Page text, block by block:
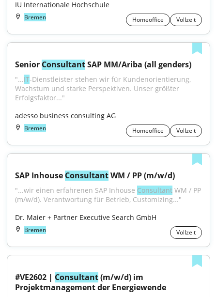
IU Internationale Hochschule
Bremen Homeoffice Vollzeit
Senior Consultant SAP MM/Ariba (all genders)
"...IT-Dienstleister stehen wir für Kundenorientierung,
Wachstum und starke Perspektiven. Unser größter
Erfolgsfaktor..."
adesso business consulting AG
Bremen Homeoffice Vollzeit
SAP Inhouse Consultant WM / PP (m/w/d)
"...wir einen erfahrenen SAP Inhouse Consultant WM / PP
(m/w/d). Verantwortung für Betrieb, Customizing..."
Dr. Maier + Partner Executive Search GmbH
Bremen Vollzeit
#VE2602 | Consultant (m/w/d) im
Projektmanagement der Energiewende